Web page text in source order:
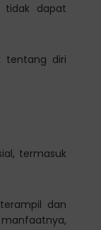
tidak dapat
tentang diri
termasuk
dan